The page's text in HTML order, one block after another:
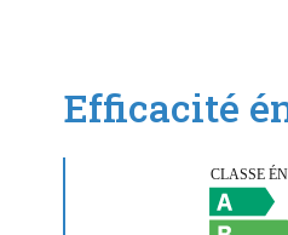
Efficacité